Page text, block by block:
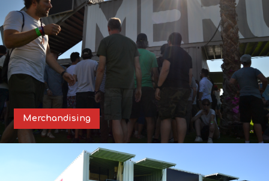
Merchandising